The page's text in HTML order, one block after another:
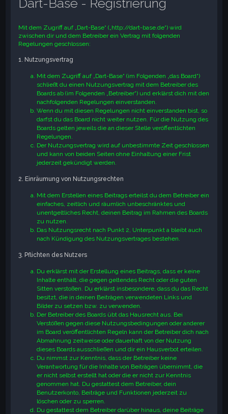
Mit dem Zugriff auf „Dart-Base“ („http://dart-base.de“) wird
zwischen dir und dem Betreiber ein Vertrag mit folgenden
Regelungen geschlossen:
1. Nutzungsvertrag
Mit dem Zugriff auf „Dart-Base“ (im Folgenden „das Board“)
schließt du einen Nutzungsvertrag mit dem Betreiber des
Boards ab (im Folgenden „Betreiber“) und erklärst dich mit den
nachfolgenden Regelungen einverstanden.
Wenn du mit diesen Regelungen nicht einverstanden bist, so
darfst du das Board nicht weiter nutzen. Für die Nutzung des
Boards gelten jeweils die an dieser Stelle veröffentlichten
Regelungen.
Der Nutzungsvertrag wird auf unbestimmte Zeit geschlossen
und kann von beiden Seiten ohne Einhaltung einer Frist
jederzeit gekündigt werden.
2. Einräumung von Nutzungsrechten
Mit dem Erstellen eines Beitrags erteilst du dem Betreiber ein
einfaches, zeitlich und räumlich unbeschränktes und
unentgeltliches Recht, deinen Beitrag im Rahmen des Boards
zu nutzen.
Das Nutzungsrecht nach Punkt 2, Unterpunkt a bleibt auch
nach Kündigung des Nutzungsvertrages bestehen.
3. Pflichten des Nutzers
Du erklärst mit der Erstellung eines Beitrags, dass er keine
Inhalte enthält, die gegen geltendes Recht oder die guten
Sitten verstoßen. Du erklärst insbesondere, dass du das Recht
besitzt, die in deinen Beiträgen verwendeten Links und
Bilder zu setzen bzw. zu verwenden.
Der Betreiber des Boards übt das Hausrecht aus. Bei
Verstößen gegen diese Nutzungsbedingungen oder anderer
im Board veröffentlichten Regeln kann der Betreiber dich nach
Abmahnung zeitweise oder dauerhaft von der Nutzung
dieses Boards ausschließen und dir ein Hausverbot erteilen.
Du nimmst zur Kenntnis, dass der Betreiber keine
Verantwortung für die Inhalte von Beiträgen übernimmt, die
er nicht selbst erstellt hat oder die er nicht zur Kenntnis
genommen hat. Du gestattest dem Betreiber, dein
Benutzerkonto, Beiträge und Funktionen jederzeit zu
löschen oder zu sperren.
Du gestattest dem Betreiber darüber hinaus, deine Beiträge